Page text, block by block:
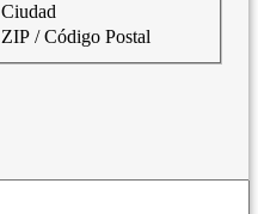
Ciudad
ZIP / Código Postal